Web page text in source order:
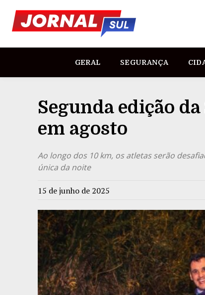
GERAL SEGURANÇA
Segunda edição
em agosto
Ao longo dos 10 km, os atletas serão
única da noite
15 de junho de 2025